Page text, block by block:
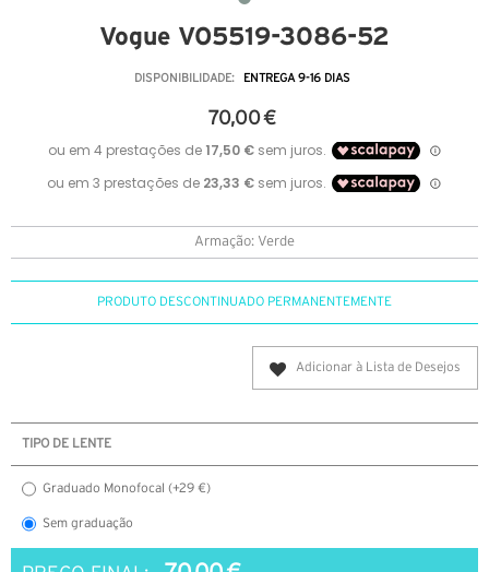
Vogue VO5519-3086-52
DISPONIBILIDADE: ENTREGA 9-16 DIAS
70,00 €
Armação: Verde
PRODUTO DESCONTINUADO PERMANENTEMENTE
Adicionar à Lista de Desejos
TIPO DE LENTE
Graduado Monofocal (+29 €)
Sem graduação